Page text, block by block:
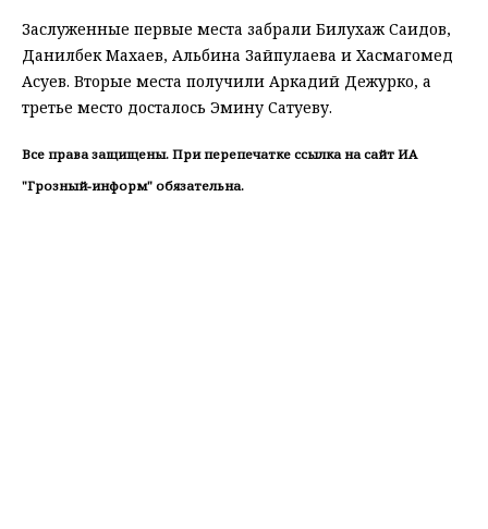
Заслуженные первые места забрали Билухаж Саидов,
Данилбек Махаев, Альбина Зайпулаева и Хасмагомед
Асуев. Вторые места получили Аркадий Дежурко, а
третье место досталось Эмину Сатуеву.
Все права защищены. При перепечатке ссылка на сайт ИА
"Грозный-информ" обязательна.